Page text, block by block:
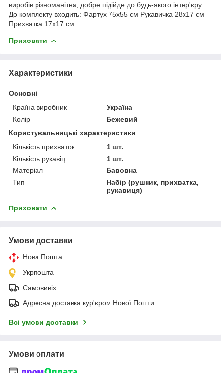
виробів різноманітна, добре підійде до будь-якого інтер'єру.
До комплекту входить: Фартух 75х55 см Рукавичка 28x17 см
Прихватка 17x17 см
Приховати
Характеристики
Основні
Країна виробник
Україна
Колір
Бежевий
Користувальницькі характеристики
Кількість прихваток
1 шт.
Кількість рукавіц
1 шт.
Матеріал
Бавовна
Тип
Набір (рушник, прихватка,
рукавиця)
Приховати
Умови доставки
Нова Пошта
Укрпошта
Самовивіз
Адресна доставка кур'єром Нової Пошти
Всі умови доставки
Умови оплати